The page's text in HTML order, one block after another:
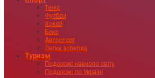
Теніс
Футбол
Хокей
Бокс
Автоспорт
Легка атлетіка
Туризм
Подорожі навколо світу
Подорожі по Україні